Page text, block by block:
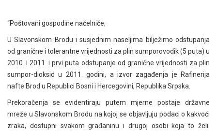
“Poštovani gospodine načelniče,
U Slavonskom Brodu i susjednim naseljima bilježimo odstupanja
od granične i tolerantne vrijednosti za plin sumporovodik (5 puta) u
2010. i 2011. i prvi puta odstupanje od granične vrijednosti za plin
sumpor-dioksid u 2011. godini, a izvor zagađenja je Rafinerija
nafte Brod u Republici Bosni i Hercegovini, Republika Srpska.
Prekoračenja se evidentiraju putem mjerne postaje državne
mreže u Slavonskom Brodu na kojoj se objavljuju podaci o kakvoći
zraka, dostupni svakom građaninu i drugoj osobi koja to želi.